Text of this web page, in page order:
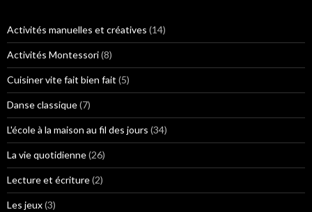
h
e
r
:
Activités manuelles et créatives (14)
Activités Montessori(8)
Cuisiner vite fait bien fait (5)
Danse classique(7)
L'école à la maison au fil des jours (34)
La vie quotidienne(26)
Lecture et écriture(2)
Les jeux(3)